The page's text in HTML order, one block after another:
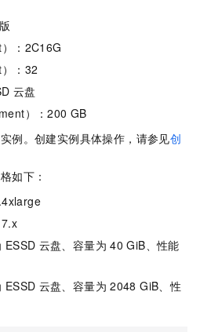
：2C16G
：32
云盘
）：200 GB
实例。创建实例具体操作，请参见创
如下：
ESSD 云盘、容量为 40 GiB、性能
ESSD 云盘、容量为 2048 GiB、性